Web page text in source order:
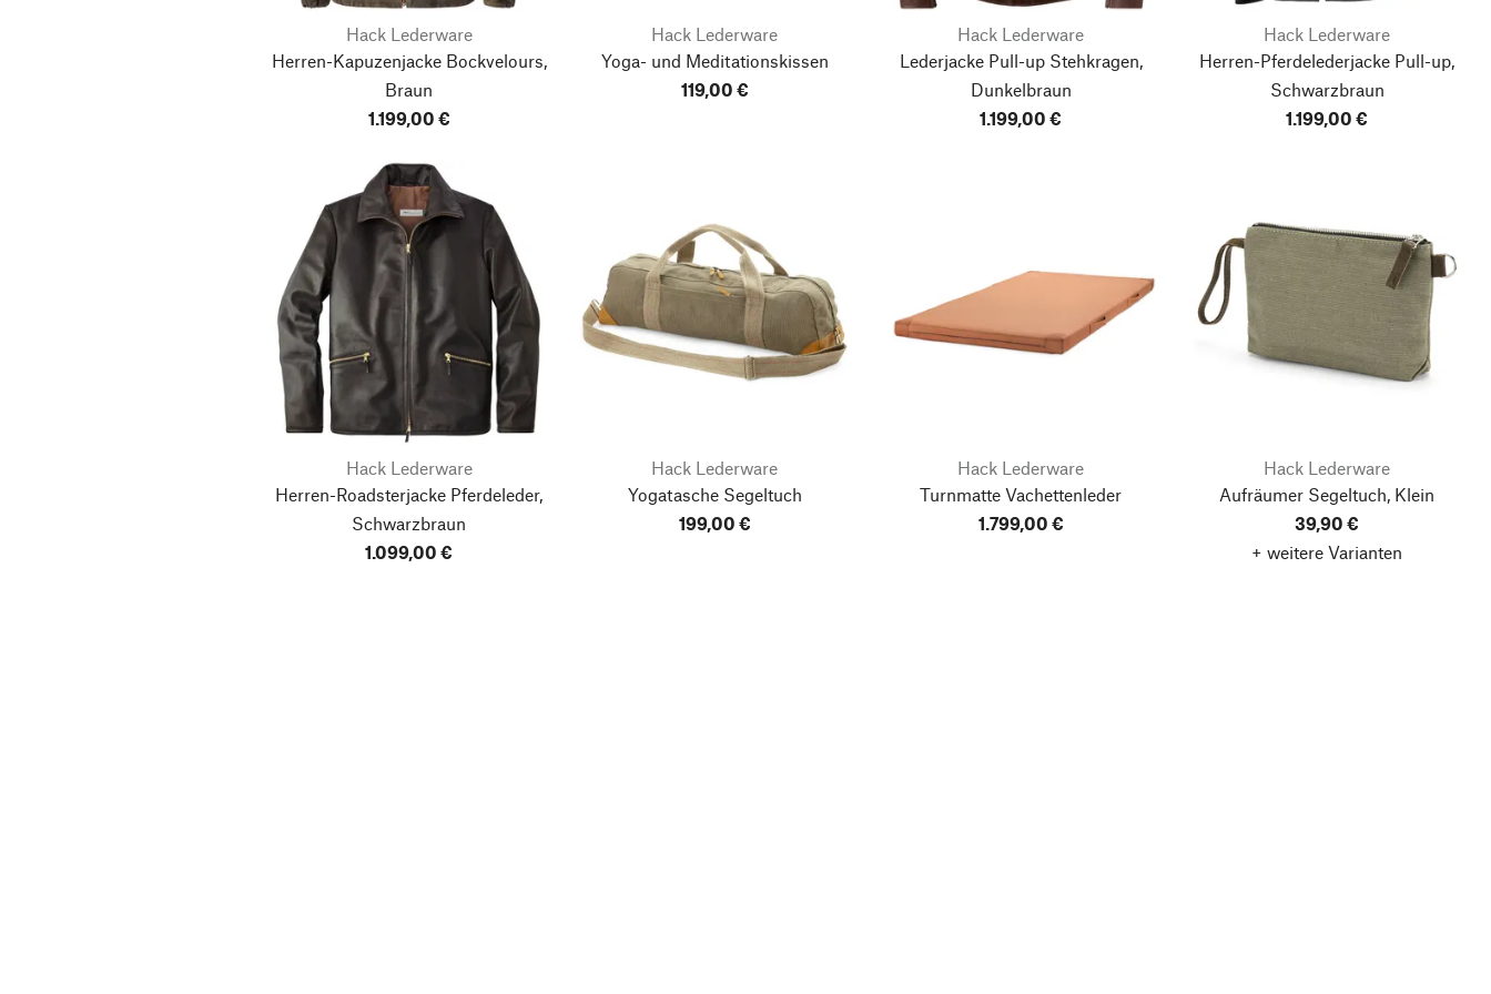
Hack Lederware
Herren-Kapuzenjacke Bockvelours,
Braun
1.199,00 €
Hack Lederware
Yoga- und Meditationskissen
119,00 €
Hack Lederware
Lederjacke Pull-up Stehkragen,
Dunkelbraun
1.199,00 €
Hack Lederware
Herren-Pferdelederjacke Pull-up,
Schwarzbraun
1.199,00 €
Hack Lederware
Herren-Roadsterjacke Pferdeleder,
Schwarzbraun
1.099,00 €
Hack Lederware
Yogatasche Segeltuch
199,00 €
Hack Lederware
Turnmatte Vachettenleder
1.799,00 €
Hack Lederware
Aufräumer Segeltuch, Klein
39,90 €
+ weitere Varianten